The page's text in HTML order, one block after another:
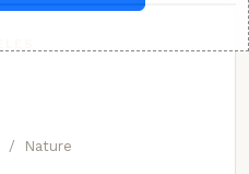
Nature